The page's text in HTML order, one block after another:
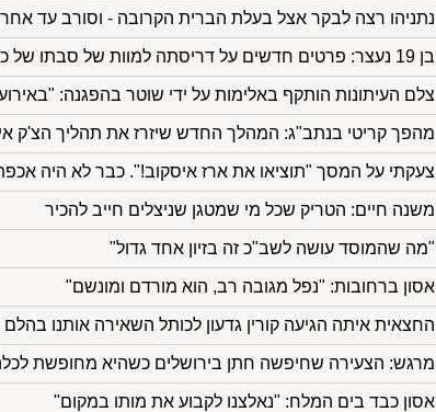
נתניהו רצה לבקר אצל בעלת הברית הקרובה - וסורב עד
בן 19 נעצר: פרטים חדשים על דריסתה למוות של סבתו של כוכב "האח הגדול"
צלם העיתונות הותקף באלימות על ידי שוטר בהפגנה:
מהפך קריטי בנתב"ג: המהלך החדש שיזרז את תהליך הצ'ק
צעקתי על המסך "תוציאו את ארז איסקוב!". כבר לא היה
משנה חיים: הטריק שכל מי שמטגן שניצלים חייב להכיר
"מה שהמוסד עושה לשב"כ זה בזיון אחד גדול"
אסון ברחובות: "נפל מגובה רב, הוא מורדם ומונשם"
החצאית איתה הגיעה קורין גדעון לכותל השאירה אותנו בהלם
מרגש: הצעירה שחיפשה חתן בירושלים כשהיא מחופשת
אסון כבד בים המלח: "נאלצנו לקבוע את מותו במקום"